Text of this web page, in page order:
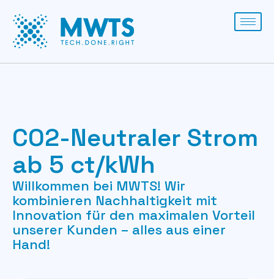
CO2-Neutraler Strom
ab 5 ct/kWh
Willkommen bei MWTS! Wir
kombinieren Nachhaltigkeit mit
Innovation für den maximalen Vorteil
unserer Kunden – alles aus einer
Hand!